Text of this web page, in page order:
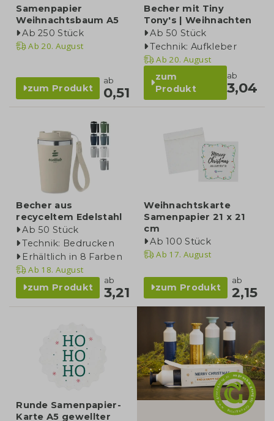
Samenpapier
Weihnachtsbaum A5
Ab 250 Stück
Ab 20. August
zum Produkt
ab
0,51
Becher mit Tiny
Tony's | Weihnachten
Ab 50 Stück
Technik: Aufkleber
Ab 20. August
zum
Produkt
ab
3,04
Becher aus
recyceltem Edelstahl
Ab 50 Stück
Technik: Bedrucken
Erhältlich in 8 Farben
Ab 18. August
zum Produkt
ab
3,21
Weihnachtskarte
Samenpapier 21 x 21
cm
Ab 100 Stück
Ab 17. August
zum Produkt
ab
2,15
Runde Samenpapier-
Karte A5 gewellter
blog